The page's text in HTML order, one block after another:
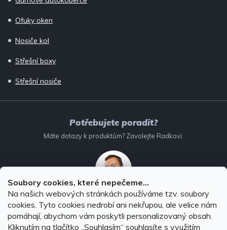
Soubory cookies, které nepečeme...
Na našich webových stránkách používáme tzv. soubory
cookies. Tyto cookies nedrobí ani nekřupou, ale velice nám
pomáhají, abychom vám poskytli personalizovaný obsah.
Kliknutím na tlačítko ,,Souhlasím“ souhlasíte s využitím
Ofuky oken
Nosiče kol
Střešní boxy
Střešní nosiče
Potřebujete poradit?
Máte dotazy k produktům? Zavolejte Radkovi.
732 147 896 (Po–Pá: 8–16:00)
info@autodoplnky-obchod.cz